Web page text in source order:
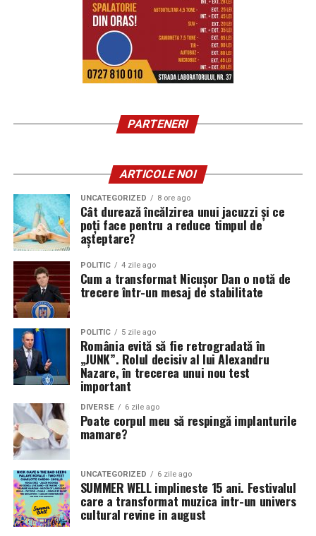
PARTENERI
ARTICOLE NOI
UNCATEGORIZED 8 ore ago
Cât durează încălzirea unui jacuzzi și ce
poți face pentru a reduce timpul de
așteptare?
POLITIC 4 zile ago
Cum a transformat Nicușor Dan o notă de
trecere într-un mesaj de stabilitate
POLITIC 5 zile ago
România evită să fie retrogradată în
„JUNK”. Rolul decisiv al lui Alexandru
Nazare, în trecerea unui nou test
important
DIVERSE 6 zile ago
Poate corpul meu să respingă implanturile
mamare?
UNCATEGORIZED 6 zile ago
SUMMER WELL implineste 15 ani. Festivalul
care a transformat muzica intr-un univers
cultural revine in august